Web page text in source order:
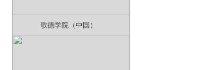
歌德学院（中国）